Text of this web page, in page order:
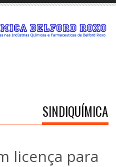
SINDIQUÍMICA
licença para